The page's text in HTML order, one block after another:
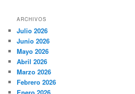
ARCHIVOS
Julio 2026
Junio 2026
Mayo 2026
Abril 2026
Marzo 2026
Febrero 2026